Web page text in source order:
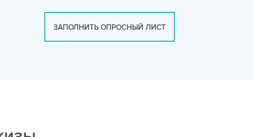
ЗАПОЛНИТЬ ОПРОСНЫЙ ЛИСТ